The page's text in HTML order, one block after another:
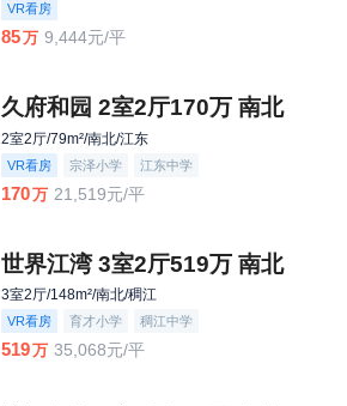
VR看房
85万 9,444元/平
久府和园 2室2厅170万 南北
2室2厅/79m²/南北/江东
VR看房 宗泽小学 江东中学
170万 21,519元/平
世界江湾 3室2厅519万 南北
3室2厅/148m²/南北/稠江
VR看房 育才小学 稠江中学
519万 35,068元/平